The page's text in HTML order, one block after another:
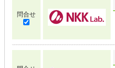
問合せ